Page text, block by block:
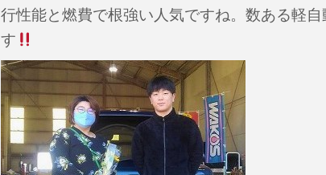
行性能と燃費で根強い人気ですね。数ある軽
す